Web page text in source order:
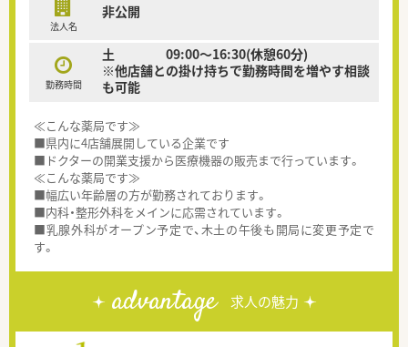
法人名
非公開
勤務時間
土 09:00～16:30(休憩60分)
※他店舗との掛け持ちで勤務時間を増やす相談
も可能
≪こんな薬局です≫
■県内に4店舗展開している企業です
■ドクターの開業支援から医療機器の販売まで行っています。
≪こんな薬局です≫
■幅広い年齢層の方が勤務されております。
■内科・整形外科をメインに応需されています。
■乳腺外科がオープン予定で、木土の午後も開局に変更予定で
す。
advantage 求人の魅力